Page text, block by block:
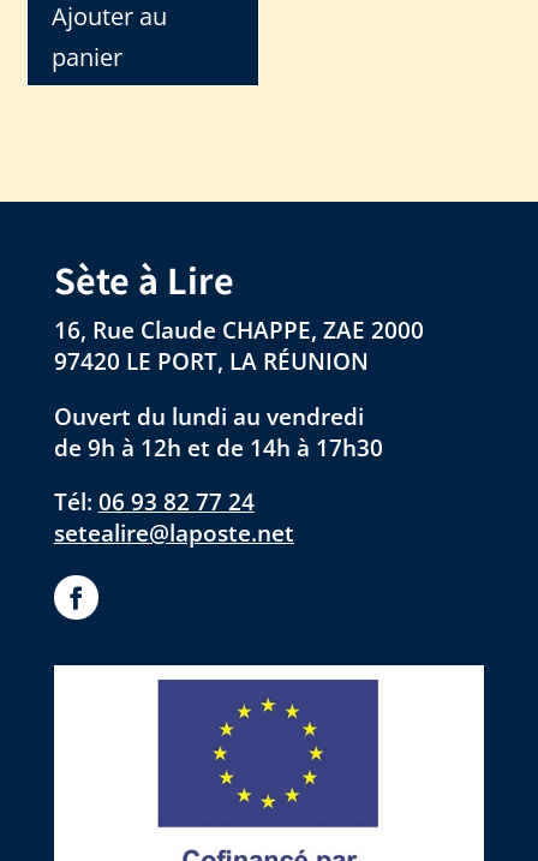
Ajouter au
panier
Sète à Lire
16, Rue Claude CHAPPE, ZAE 2000
97420 LE PORT, LA RÉUNION
Ouvert du lundi au vendredi
de 9h à 12h et de 14h à 17h30
Tél: 06 93 82 77 24
setealire@laposte.net